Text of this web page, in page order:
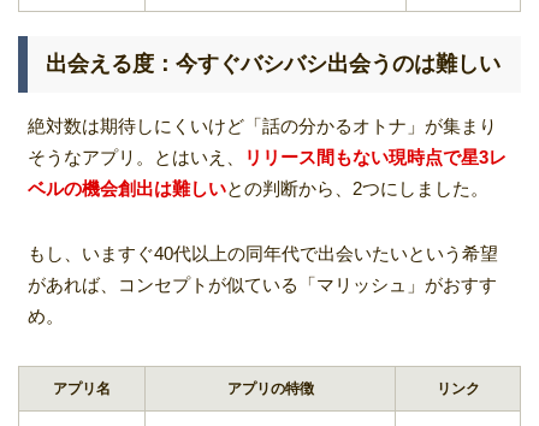
出会える度：今すぐバシバシ出会うのは難しい
絶対数は期待しにくいけど「話の分かるオトナ」が集まり
そうなアプリ。とはいえ、
リリース間もない現時点で星3レ
ベルの機会創出は難しいとの判断から、2つにしました。
もし、いますぐ40代以上の同年代で出会いたいという希望
があれば、コンセプトが似ている「マリッシュ」がおすす
め。
アプリ名 アプリの特徴 リンク